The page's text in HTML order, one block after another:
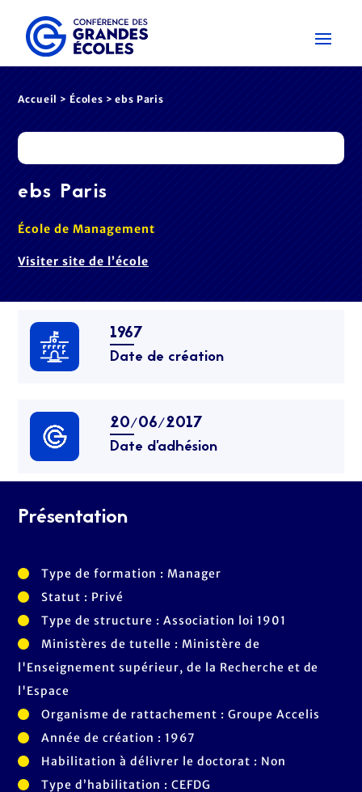
Accueil > Écoles > ebs Paris
ebs Paris
École de Management
Visiter site de l’école
1967
Date de création
20/06/2017
Date d’adhésion
Présentation
Type de formation : Manager
Statut : Privé
Type de structure : Association loi 1901
Ministères de tutelle : Ministère de
l'Enseignement supérieur, de la Recherche et de
l'Espace
Organisme de rattachement : Groupe Accelis
Année de création : 1967
Habilitation à délivrer le doctorat : Non
Type d’habilitation : CEFDG